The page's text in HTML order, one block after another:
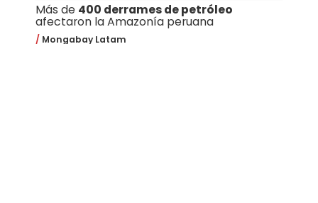
Más de 400 derrames de petróleo
afectaron la Amazonía peruana
Mongabay Latam